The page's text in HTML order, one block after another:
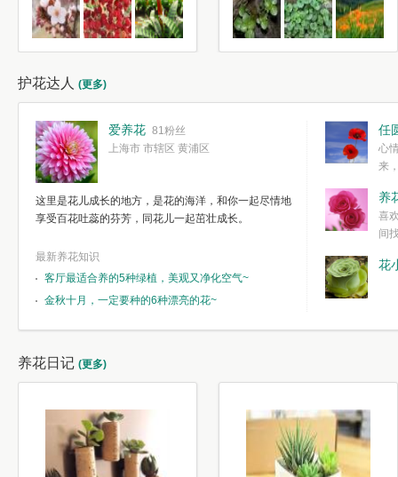
护花达人 (更多)
爱养花 81粉丝
上海市 市辖区 黄浦区
这里是花儿成长的地方，是花的海洋，和你一起尽情地
享受百花吐蕊的芬芳，同花儿一起茁壮成长。
最新养花知识
客厅最适合养的5种绿植，美观又净化空气~
金秋十月，一定要种的6种漂亮的花~
任
心
来
简单愉快的心
我们自己复杂
养
喜
间
花
养花日记 (更多)